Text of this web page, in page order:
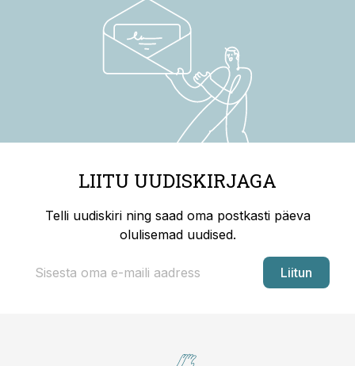
LIITU UUDISKIRJAGA
Telli uudiskiri ning saad oma postkasti päeva
olulisemad uudised.
Liitun